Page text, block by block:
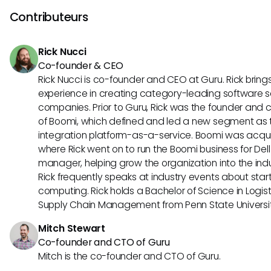
que la reconnaissance par les pairs, les outils de
d'engagement à l'échelle de l'entreprise. Cet accent mis
RH traditionnelles.
Contributeurs
Rick Nucci
Co-founder & CEO
Rick Nucci is co-founder and CEO at Guru. Rick
experience in creating category-leading software
companies. Prior to Guru, Rick was the founder
of Boomi, which defined and led a new segment
integration platform-as-a-service. Boomi was
where Rick went on to run the Boomi business for
manager, helping grow the organization into the
Rick frequently speaks at industry events about
computing. Rick holds a Bachelor of Science in
Supply Chain Management from Penn State
Mitch Stewart
Co-founder and CTO of Guru
Mitch is the co-founder and CTO of Guru.